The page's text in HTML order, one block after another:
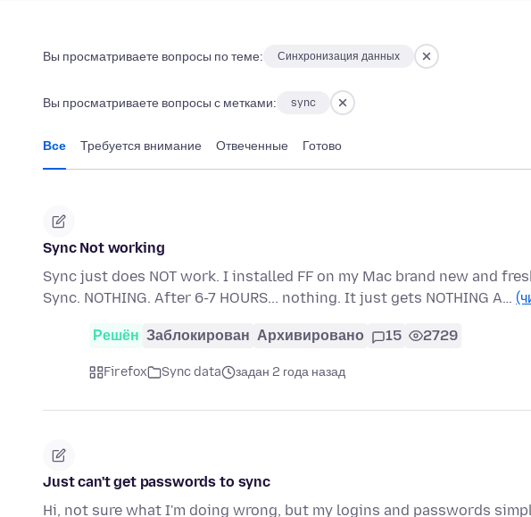
Вы просматриваете вопросы по теме: Синхронизация данных
Вы просматриваете вопросы с метками: sync
Все Требуется внимание Отвеченные Готово
Sync Not working
Sync just does NOT work. I installed FF on my Mac brand new and
Sync. NOTHING. After 6-7 HOURS... nothing. It just gets NOTHING A…
Решён Заблокирован Архивировано 15 2729
Firefox Sync data задан 2 года назад
Just can't get passwords to sync
Hi, not sure what I'm doing wrong, but my logins and passwords